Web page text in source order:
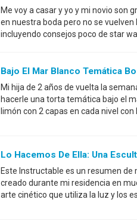
Me voy a casar y yo y mi novio son
en nuestra boda pero no se
incluyendo consejos poco de star
Bajo El Mar Blanco Temática
Mi hija de 2 años de vuelta la
hacerle una torta temática bajo el
limón con 2 capas en cada nivel
Lo Hacemos De Ella: Una
Este Instructable es un resumen de
creado durante mi residencia en
arte cinético que utiliza la luz y los